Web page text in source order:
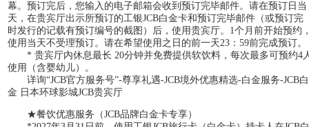
幕。预订完后，您输入的电子邮箱会收到预订完毕邮件。请在预订日当
天，在贵宾厅出示所预订的工银JCB白金卡和预订完毕邮件（或预订完
时发行的记载有预订编号的截图）后，使用贵宾厅。1个月前开始预约
使用当天不受理预订。请在希望使用之日的前一天23：59前完成预订。
* 贵宾厅内休息最长 20分钟并免费提供软饮料，每次最多可预约4
使用（含婴幼儿）。
详询“JCB官方服务号”-尊享礼遇-JCB境外优惠精选-白金服务-JCB白
金 日本环球影城JCB贵宾厅
★餐饮优惠服务（JCB品牌白金卡专享）